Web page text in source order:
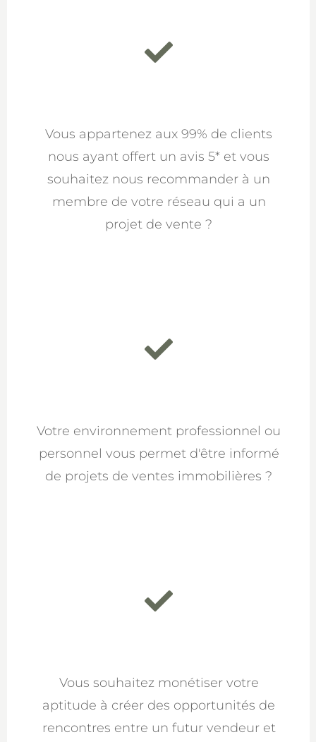
Vous appartenez aux 99% de clients
nous ayant offert un avis 5* et vous
souhaitez nous recommander à un
membre de votre réseau qui a un
projet de vente ?
Votre environnement professionnel ou
personnel vous permet d'être informé
de projets de ventes immobilières ?
Vous souhaitez monétiser votre
aptitude à créer des opportunités de
rencontres entre un futur vendeur et